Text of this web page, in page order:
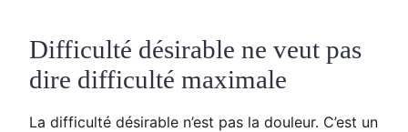
Difficulté désirable ne veut pas
dire difficulté maximale
La difficulté désirable n’est pas la douleur. C’est un